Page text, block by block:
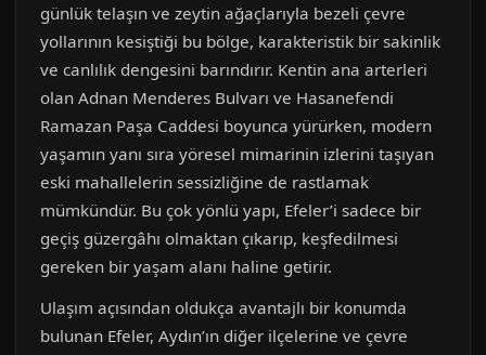
günlük telaşın ve zeytin ağaçlarıyla bezeli çevre
yollarının kesiştiği bu bölge, karakteristik bir sakinlik
ve canlılık dengesini barındırır. Kentin ana arterleri
olan Adnan Menderes Bulvarı ve Hasanefendi
Ramazan Paşa Caddesi boyunca yürürken, modern
yaşamın yanı sıra yöresel mimarinin izlerini taşıyan
eski mahallelerin sessizliğine de rastlamak
mümkündür. Bu çok yönlü yapı, Efeler’i sadece bir
geçiş güzergâhı olmaktan çıkarıp, keşfedilmesi
gereken bir yaşam alanı haline getirir.
Ulaşım açısından oldukça avantajlı bir konumda
bulunan Efeler, Aydın’ın diğer ilçelerine ve çevre